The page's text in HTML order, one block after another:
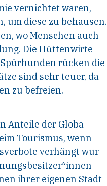
vernichtet waren,
um diese zu behausen.
wo Menschen auch
Die Hüttenwirte
rücken die
sind sehr teuer, da
zu befreien.
Anteile der Globa-
Tourismus, wenn
verhängt wur-
ihrer eigenen Stadt